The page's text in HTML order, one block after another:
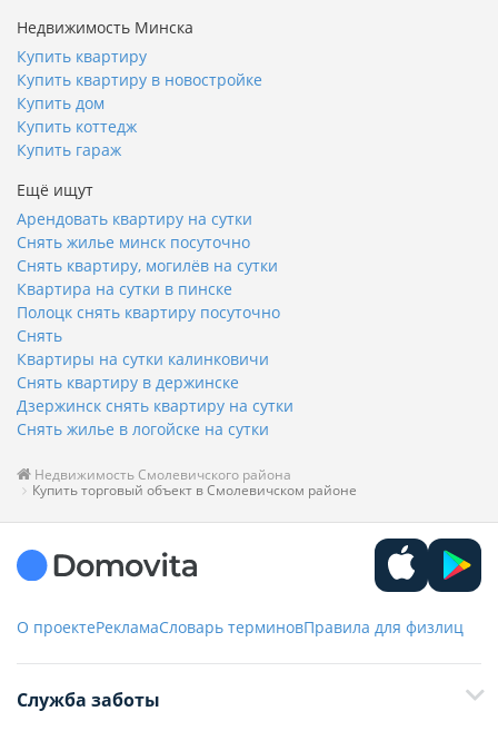
Недвижимость Минска
Купить квартиру
Купить квартиру в новостройке
Купить дом
Купить коттедж
Купить гараж
Ещё ищут
Арендовать квартиру на сутки
Снять жилье минск посуточно
Снять квартиру, могилёв на сутки
Квартира на сутки в пинске
Полоцк снять квартиру посуточно
Снять
Квартиры на сутки калинковичи
Снять квартиру в держинске
Дзержинск снять квартиру на сутки
Снять жилье в логойске на сутки
Недвижимость Смолевичского района
Купить торговый объект в Смолевичском районе
О проектеРекламаСловарь терминовПравила для физлиц
Служба заботы